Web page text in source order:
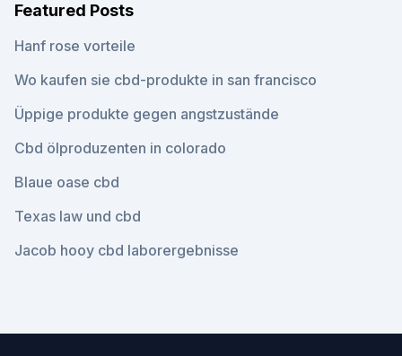
Featured Posts
Hanf rose vorteile
Wo kaufen sie cbd-produkte in san francisco
Üppige produkte gegen angstzustände
Cbd ölproduzenten in colorado
Blaue oase cbd
Texas law und cbd
Jacob hooy cbd laborergebnisse